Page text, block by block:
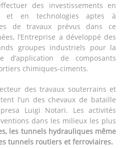
des investissements en
et en technologies aptes à
de travaux prévus dans ce
l’Entreprise a développé des
groupes industriels pour la
d’application de composants
chimiques-ciments.
des travaux souterrains et
l’un des chevaux de bataille
Luigi Notari. Les activités
dans les milieux les plus
les tunnels hydrauliques même
tunnels routiers et ferroviaires.